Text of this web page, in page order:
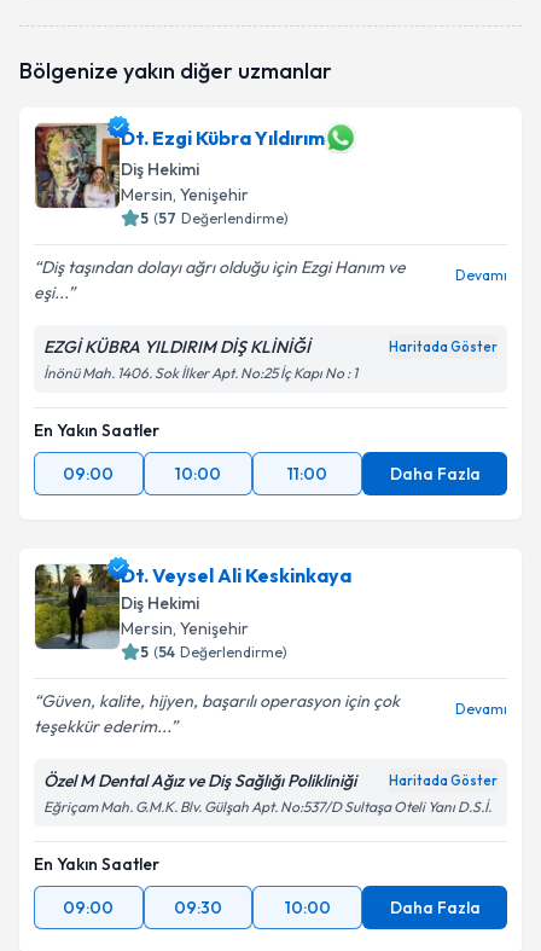
Size bu uzmandan randevu almanız için bir takvim
Kişisel verilerimin işlenmesine ilişkin
Metni'ni okudum ve kişisel verilerimin belirtilen
kapsamda işlenmesini kabul ediyorum.
Takvim Talebini Gönder
Bölgenize yakın diğer uzmanlar
Dt. Ezgi Kübra Yıldırım
Diş Hekimi
Mersin, Yenişehir
5 (57 Değerlendirme)
Diş taşından dolayı ağrı olduğu için Ezgi Hanım ve
eşi...
Devamı
EZGİ KÜBRA YILDIRIM DİŞ KLİNİĞİ Haritada Göster
İnönü Mah. 1406. Sok İlker Apt. No:25 İç Kapı No : 1
En Yakın Saatler
09:00
10:00 11:00 Daha Fazla
Dt. Veysel Ali Keskinkaya
Diş Hekimi
Mersin, Yenişehir
5 (54 Değerlendirme)
Güven, kalite, hijyen, başarılı operasyon için çok
teşekkür ederim...
Devamı
Özel M Dental Ağız ve Diş Sağlığı Polikliniği Haritada Göster
Eğriçam Mah. G.M.K. Blv. Gülşah Apt. No:537/D Sultaşa Oteli Yanı D.S.İ.
En Yakın Saatler
09:00
09:30 10:00 Daha Fazla